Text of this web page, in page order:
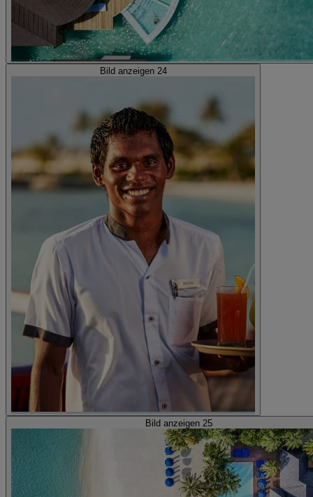
Bild anzeigen 24
Bild anzeigen 25